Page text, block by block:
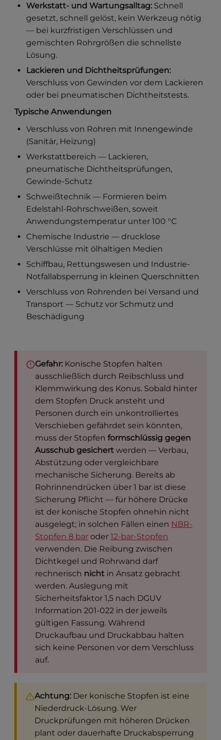
Werkstatt- und Wartungsalltag: Schnell
gesetzt, schnell gelöst, kein Werkzeug nötig
— bei kurzfristigen Verschlüssen und
gemischten Rohrgrößen die schnellste
Lösung.
Lackieren und Dichtheitsprüfungen:
Verschluss von Gewinden vor dem Lackieren
oder bei pneumatischen Dichtheitstests.
Typische Anwendungen
Verschluss von Rohren mit Innengewinde
(Sanitär, Heizung)
Werkstattbereich — Lackieren,
pneumatische Dichtheitsprüfungen,
Gewinde-Schutz
Schweißtechnik — Formieren beim
Edelstahl-Rohrschweißen, soweit
Anwendungstemperatur unter 100 °C
Chemische Industrie — drucklose
Verschlüsse mit ölhaltigen Medien
Schiffbau, Rettungswesen und Industrie-
Notfallabsperrung in kleinen Querschnitten
Verschluss von Rohrenden bei Versand und
Transport — Schutz vor Schmutz und
Beschädigung
Gefahr: Konische Stopfen halten
ausschließlich durch Reibschluss und
Klemmwirkung des Konus. Sobald hinter
dem Stopfen Druck ansteht und
Personen durch ein unkontrolliertes
Verschieben gefährdet sein könnten,
muss der Stopfenformschlüssig gegen
Ausschub gesichert werden — Verbau,
Abstützung oder vergleichbare
mechanische Sicherung. Bereits ab
Rohrinnendrücken über 1 bar ist diese
Sicherung Pflicht — für höhere Drücke
ist der konische Stopfen ohnehin nicht
ausgelegt; in solchen Fällen einen NBR-
Stopfen 8 bar oder12-bar-Stopfen
verwenden. Die Reibung zwischen
Dichtkegel und Rohrwand darf
rechnerisch nicht in Ansatz gebracht
werden. Auslegung mit
Sicherheitsfaktor 1,5 nach DGUV
Information 201-022 in der jeweils
gültigen Fassung. Während
Druckaufbau und Druckabbau halten
sich keine Personen vor dem Verschluss
auf.
Achtung: Der konische Stopfen ist eine
Niederdruck-Lösung. Wer
Druckprüfungen mit höheren Drücken
plant oder dauerhafte Druckabsperrung